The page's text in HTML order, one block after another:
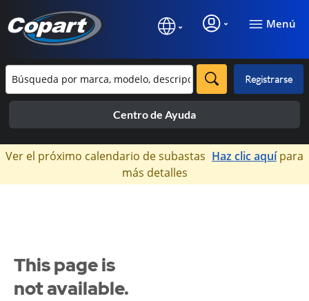
Menú
Registrarse
Centro de Ayuda
×
Ver el próximo calendario de subastas Haz clic aquípara
más detalles
This page is
not available.